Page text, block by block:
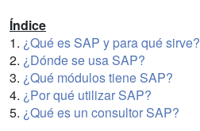
Índice
1. ¿Qué es SAP y para qué sirve?
2. ¿Dónde se usa SAP?
3. ¿Qué módulos tiene SAP?
4. ¿Por qué utilizar SAP?
5. ¿Qué es un consultor SAP?